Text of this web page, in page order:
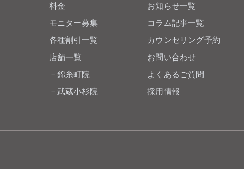
料金
モニター募集
各種割引一覧
店舗一覧
錦糸町院
武蔵小杉院
お知らせ一覧
コラム記事一覧
カウンセリング予約
お問い合わせ
よくあるご質問
採用情報